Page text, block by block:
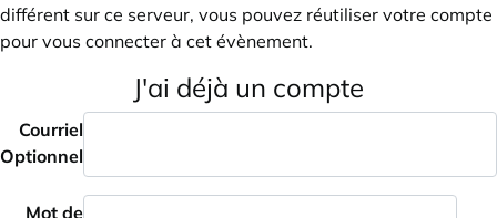
différent sur ce serveur, vous pouvez réutiliser votre compte
pour vous connecter à cet évènement.
J'ai déjà un compte
Courriel
Optionnel
Mot de